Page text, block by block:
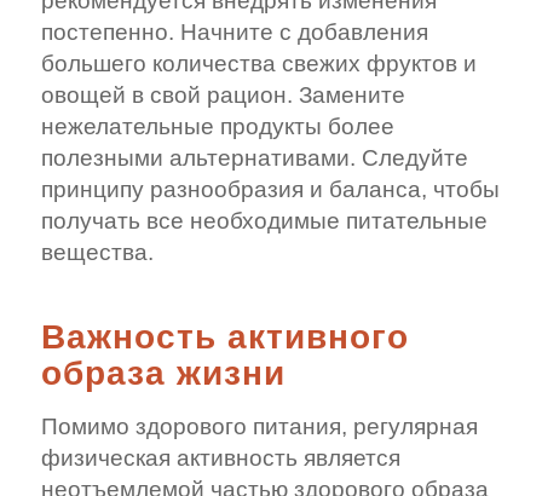
постепенно. Начните с добавления
большего количества свежих фруктов и
овощей в свой рацион. Замените
нежелательные продукты более
полезными альтернативами. Следуйте
принципу разнообразия и баланса, чтобы
получать все необходимые питательные
вещества.
Важность активного
образа жизни
Помимо здорового питания, регулярная
физическая активность является
неотъемлемой частью здорового образа